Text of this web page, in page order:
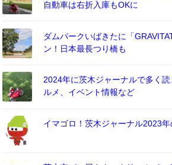
自動車は右折入庫もOKに
ダムパークいばきたに「
ン！日本最長つり橋も
2024年に茨木ジャーナルで多く
ルメ、イベント情報など
イマゴロ！茨木ジャーナル2023